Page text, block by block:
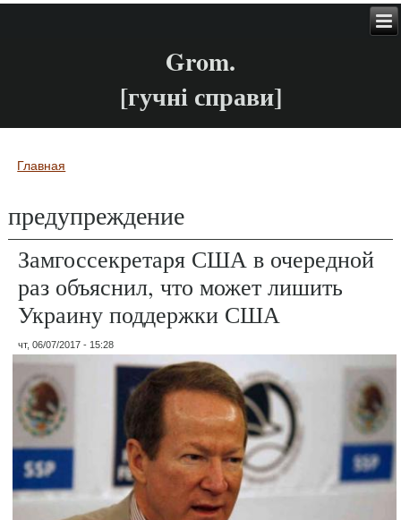
Grom.
[гучні справи]
Вы здесь
Главная
предупреждение
Замгоссекретаря США в очередной
раз объяснил, что может лишить
Украину поддержки США
чт, 06/07/2017 - 15:28